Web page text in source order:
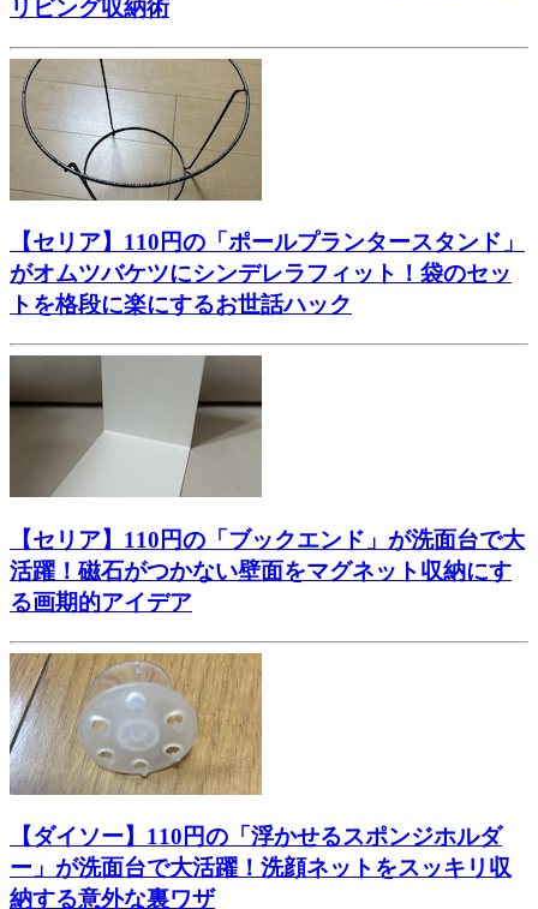
リビング収納術
【セリア】110円の「ポールプランタースタンド」
がオムツバケツにシンデレラフィット！袋のセッ
トを格段に楽にするお世話ハック
【セリア】110円の「ブックエンド」が洗面台で大
活躍！磁石がつかない壁面をマグネット収納にす
る画期的アイデア
【ダイソー】110円の「浮かせるスポンジホルダ
ー」が洗面台で大活躍！洗顔ネットをスッキリ収
納する意外な裏ワザ